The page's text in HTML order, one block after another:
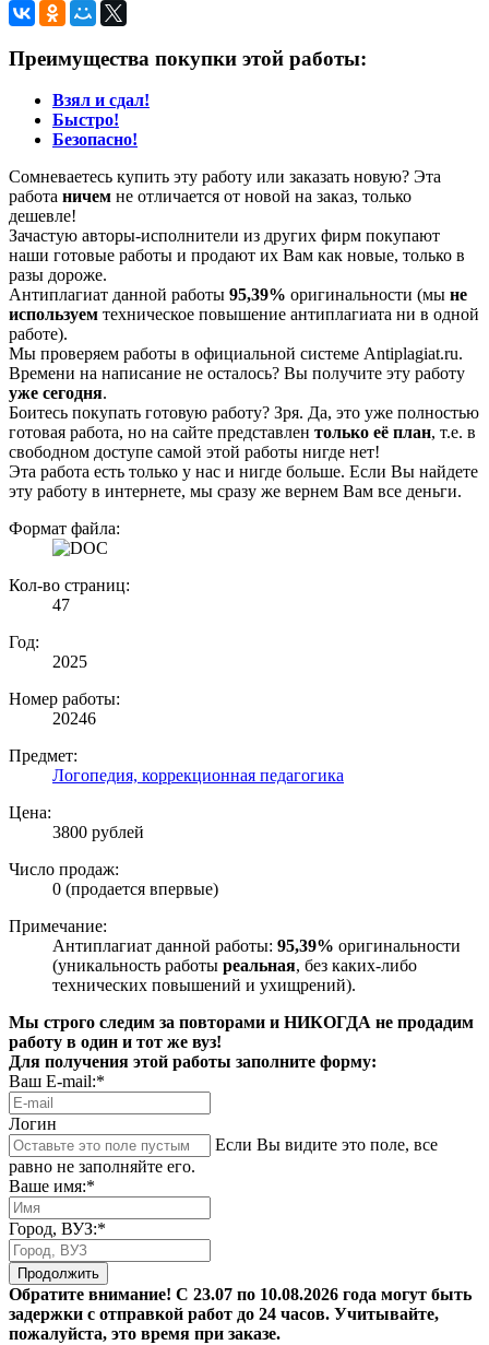
Преимущества покупки этой работы:
Взял и сдал!
Быстро!
Безопасно!
Сомневаетесь купить эту работу или заказать новую? Эта
работа ничем не отличается от новой на заказ, только
дешевле!
Зачастую авторы-исполнители из других фирм покупают
наши готовые работы и продают их Вам как новые, только в
разы дороже.
Антиплагиат данной работы 95,39% оригинальности (мы не
используем техническое повышение антиплагиата ни в одной
работе).
Мы проверяем работы в официальной системе Аntiplagiat.ru.
Времени на написание не осталось? Вы получите эту работу
уже сегодня.
Боитесь покупать готовую работу? Зря. Да, это уже полностью
готовая работа, но на сайте представлен только её план, т.е. в
свободном доступе самой этой работы нигде нет!
Эта работа есть только у нас и нигде больше. Если Вы найдете
эту работу в интернете, мы сразу же вернем Вам все деньги.
Формат файла:
Кол-во страниц:
47
Год:
2025
Номер работы:
20246
Предмет:
Логопедия, коррекционная педагогика
Цена:
3800 рублей
Число продаж:
0 (продается впервые)
Примечание:
Антиплагиат данной работы: 95,39% оригинальности
(уникальность работы реальная, без каких-либо
технических повышений и ухищрений).
Мы строго следим за повторами и НИКОГДА не продадим
работу в один и тот же вуз!
Для получения этой работы заполните форму:
Ваш E-mail:*
Логин
Если Вы видите это поле, все
равно не заполняйте его.
Ваше имя:*
Город, ВУЗ:*
Продолжить
Обратите внимание! С 23.07 по 10.08.2026 года могут быть
задержки с отправкой работ до 24 часов. Учитывайте,
пожалуйста, это время при заказе.